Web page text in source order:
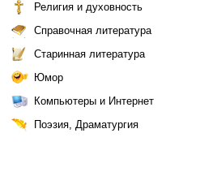
Религия и духовность
Справочная литература
Старинная литература
Юмор
Компьютеры и Интернет
Поэзия, Драматургия